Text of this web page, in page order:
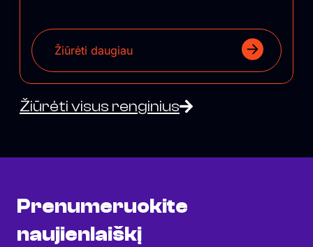
Žiūrėti daugiau
Žiūrėti visus renginius
Prenumeruokite
naujienlaiškį